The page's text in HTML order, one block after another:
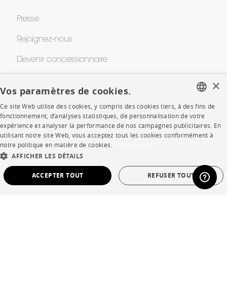
Presse
Rejoignez-nous
Devenir concessionnaire
SHOP
Points de vente
Garanties et SAV
Ventes privées
FRENCH
ENGLISH
SPANISH
×
Vos paramètres de cookies.
Ce site Web utilise des cookies, y compris des cookies tiers, à des fins de
fonctionnement, d’analyses statistiques, de personnalisation de votre
expérience et analyser la performance de nos campagnes publicitaires. En
utilisant notre site Web, vous acceptez tous les cookies conformément à
notre politique en matière de cookies.
AFFICHER LES DÉTAILS
ACCEPTER TOUT REFUSER TOUT